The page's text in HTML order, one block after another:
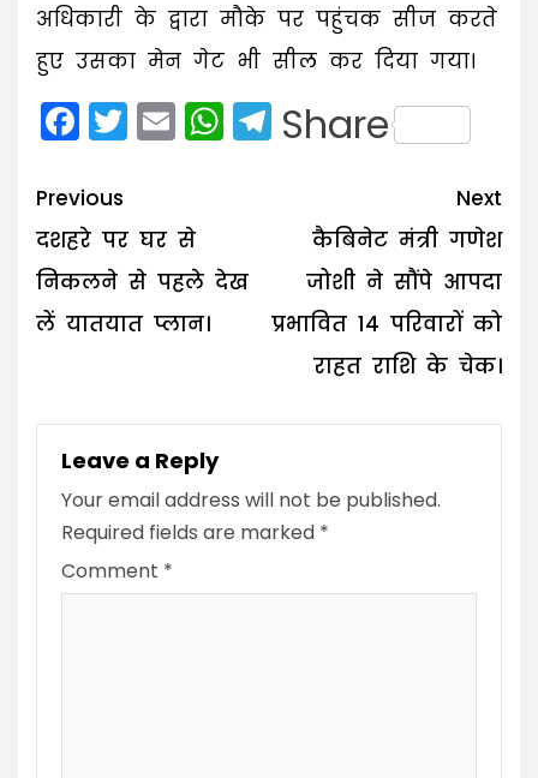
अधिकारी के द्वारा मौके पर पहुंचक सीज करते
हुए उसका मेन गेट भी सील कर दिया गया।
Facebook
Twitter
EmailWhatsApp
Telegram
Share
Post
navigation
Previous
दशहरे पर घर से
निकलने से पहले देख
लें यातयात प्लान।
Next
कैबिनेट मंत्री गणेश
जोशी ने सौंपे आपदा
प्रभावित 14 परिवारों को
राहत राशि के चेक।
Leave a Reply
Your email address will not be published.
Required fields are marked *
Comment *